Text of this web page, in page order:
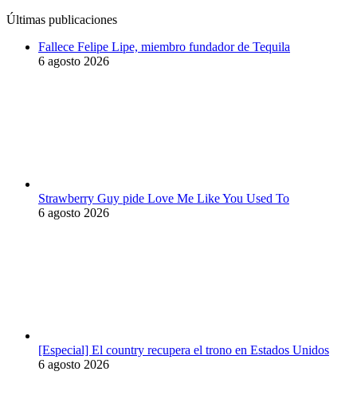
Últimas publicaciones
Fallece Felipe Lipe, miembro fundador de Tequila
6 agosto 2026
Strawberry Guy pide Love Me Like You Used To
6 agosto 2026
[Especial] El country recupera el trono en Estados Unidos
6 agosto 2026